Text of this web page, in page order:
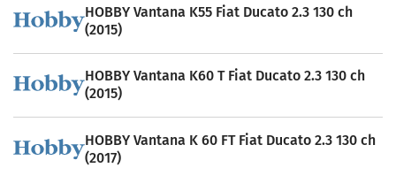
HOBBY Vantana K55 Fiat Ducato 2.3 130 ch
(2015)
HOBBY Vantana K60 T Fiat Ducato 2.3 130 ch
(2015)
HOBBY Vantana K 60 FT Fiat Ducato 2.3 130 ch
(2017)